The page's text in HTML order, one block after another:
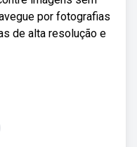
por fotografias
de alta resolução e